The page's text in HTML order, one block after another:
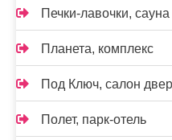
Печки-лавочки, сауна
Планета, комплекс
Под Ключ, салон
Полет, парк-отель